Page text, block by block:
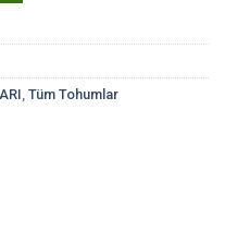
Tüm Tohumlar